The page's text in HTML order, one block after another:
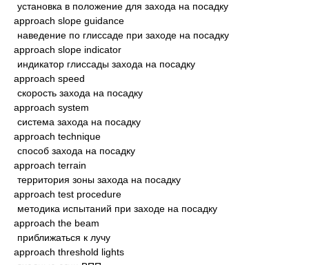
установка в положение для захода на посадку
approach slope guidance
наведение по глиссаде при заходе на посадку
approach slope indicator
индикатор глиссады захода на посадку
approach speed
скорость захода на посадку
approach system
система захода на посадку
approach technique
способ захода на посадку
approach terrain
территория зоны захода на посадку
approach test procedure
методика испытаний при заходе на посадку
approach the beam
приближаться к лучу
approach threshold lights